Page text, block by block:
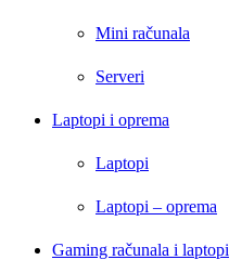
Mini računala
Serveri
Laptopi i oprema
Laptopi
Laptopi – oprema
Gaming računala i laptopi